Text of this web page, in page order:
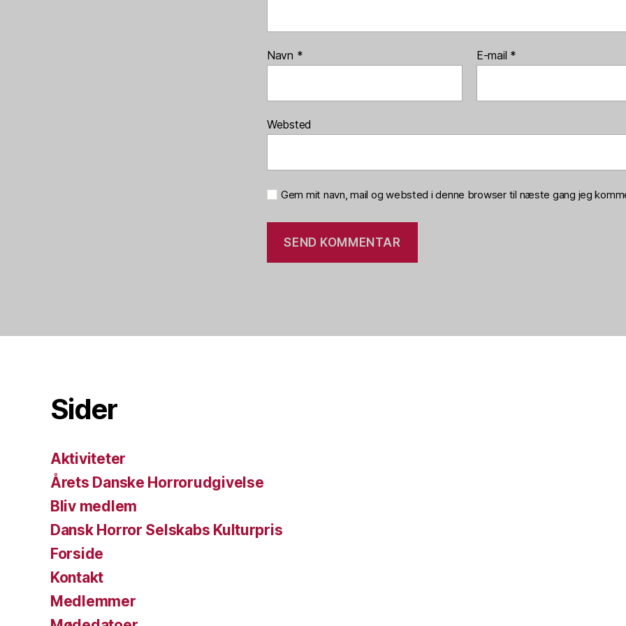
Navn * E-mail *
Websted
Gem mit navn, mail og websted i denne browser til næste gang jeg
Sider
Aktiviteter
Årets Danske Horrorudgivelse
Bliv medlem
Dansk Horror Selskabs Kulturpris
Forside
Kontakt
Medlemmer